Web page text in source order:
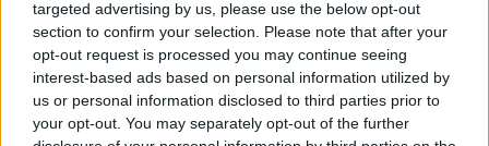
targeted advertising by us, please use the below opt-out
section to confirm your selection. Please note that after your
opt-out request is processed you may continue seeing
interest-based ads based on personal information utilized by
us or personal information disclosed to third parties prior to
your opt-out. You may separately opt-out of the further